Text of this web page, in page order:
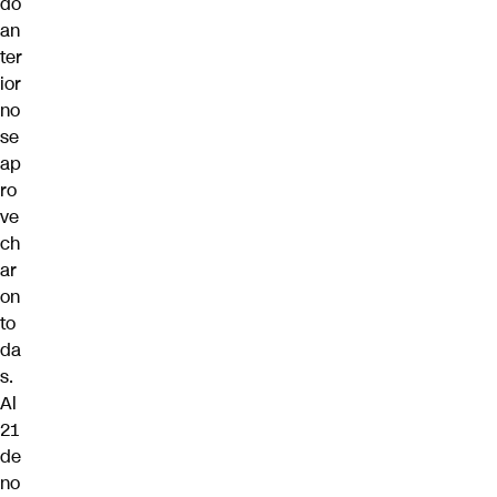
an
ter
ior
no
se
ap
ro
ve
ch
ar
on
to
da
s.
Al
21
de
no